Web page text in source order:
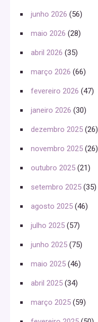
junho 2026 (56)
maio 2026 (28)
abril 2026 (35)
março 2026 (66)
fevereiro 2026 (47)
janeiro 2026 (30)
dezembro 2025 (26)
novembro 2025 (26)
outubro 2025 (21)
setembro 2025 (35)
agosto 2025 (46)
julho 2025 (57)
junho 2025 (75)
maio 2025 (46)
abril 2025 (34)
março 2025 (59)